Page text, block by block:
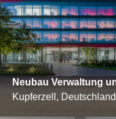
Neubau Verwaltung
Kupferzell, Deutschland